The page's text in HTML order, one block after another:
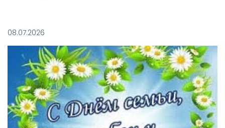
высококвалифицированных специалистов, которым предстоит
стать надежной опорой и строить будущее нашей великой
страны.
08.07.2026